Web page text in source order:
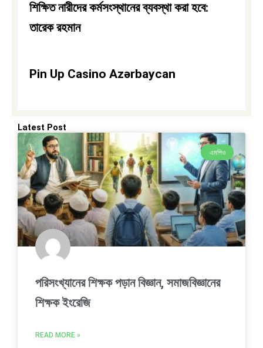
শিক্ষিত নারীদের কর্মসংস্থানের ব্যবস্থা করা হবে:
তারেক রহমান
Pin Up Casino Azərbaycan
Latest Post
এমপিও
পরিসংখ্যানের শিক্ষক পড়ান বিজ্ঞান, সমাজবিজ্ঞানের
শিক্ষক ইংরেজি
READ MORE »